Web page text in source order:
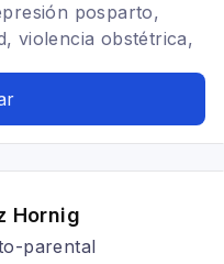
posparto,
violencia obstétrica,
Hornig
parental